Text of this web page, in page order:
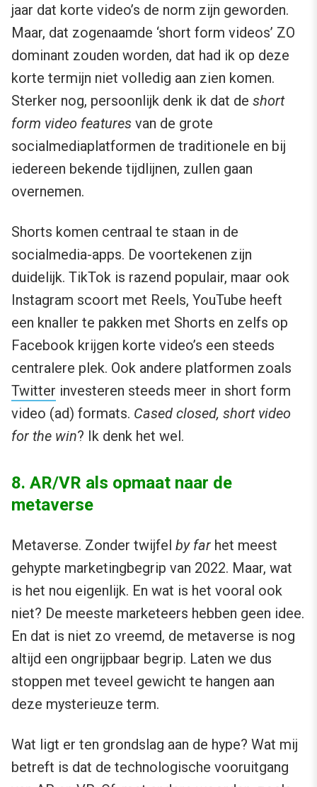
jaar dat korte video’s de norm zijn geworden.
Maar, dat zogenaamde ‘short form videos’ ZO
dominant zouden worden, dat had ik op deze
korte termijn niet volledig aan zien komen.
Sterker nog, persoonlijk denk ik dat de short
form video features van de grote
socialmediaplatformen de traditionele en bij
iedereen bekende tijdlijnen, zullen gaan
overnemen.
Shorts komen centraal te staan in de
socialmedia-apps. De voortekenen zijn
duidelijk. TikTok is razend populair, maar ook
Instagram scoort met Reels, YouTube heeft
een knaller te pakken met Shorts en zelfs op
Facebook krijgen korte video’s een steeds
centralere plek. Ook andere platformen zoals
Twitter investeren steeds meer in short form
video (ad) formats. Cased closed, short video
for the win? Ik denk het wel.
8. AR/VR als opmaat naar de
metaverse
Metaverse. Zonder twijfel by far het meest
gehypte marketingbegrip van 2022. Maar, wat
is het nou eigenlijk. En wat is het vooral ook
niet? De meeste marketeers hebben geen idee.
En dat is niet zo vreemd, de metaverse is nog
altijd een ongrijpbaar begrip. Laten we dus
stoppen met teveel gewicht te hangen aan
deze mysterieuze term.
Wat ligt er ten grondslag aan de hype? Wat mij
betreft is dat de technologische vooruitgang